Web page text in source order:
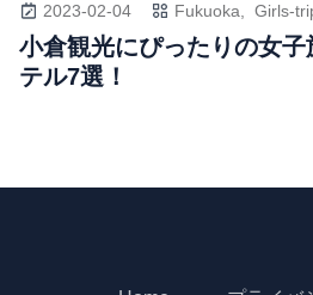
2023-02-04 Fukuoka, Girls-
小倉観光にぴったりの女
テル7選！